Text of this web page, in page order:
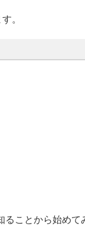
。
ることから始めて